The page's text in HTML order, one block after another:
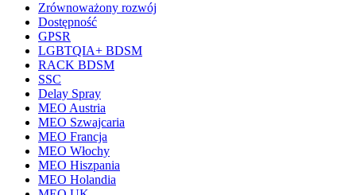
Zrównoważony rozwój
Dostępność
GPSR
LGBTQIA+ BDSM
RACK BDSM
SSC
Delay Spray
MEO Austria
MEO Szwajcaria
MEO Francja
MEO Włochy
MEO Hiszpania
MEO Holandia